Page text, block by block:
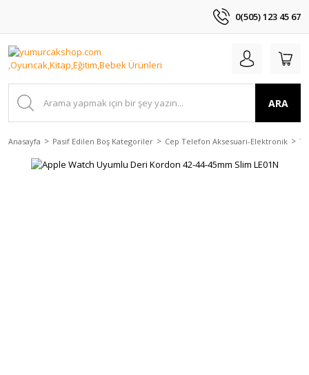
0(505) 123 45 67
ARA
Anasayfa Pasif Edilen Boş Kategoriler Cep Telefon Aksesuarı-Elektronik